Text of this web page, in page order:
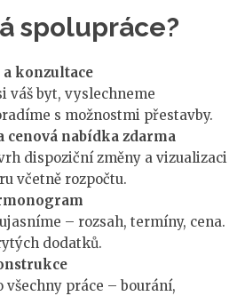
spolupráce?
konzultace
váš byt, vyslechneme
s možnostmi přestavby.
cenová nabídka zdarma
dispoziční změny a vizualizaci
včetně rozpočtu.
– rozsah, termíny, cena.
dodatků.
všechny práce – bourání,